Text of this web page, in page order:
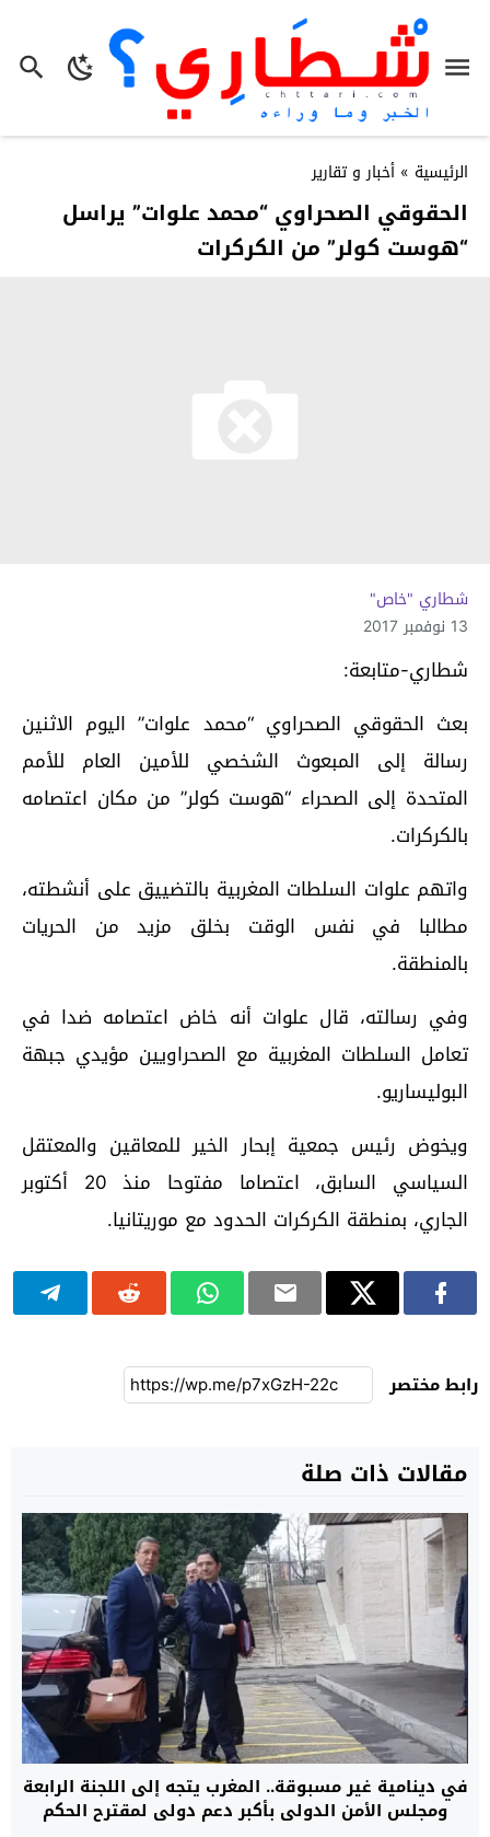
الرئيسية » أخبار و تقارير
الحقوقي الصحراوي “محمد علوات” يراسل
“هوست كولر” من الكركرات
شطاري "خاص"
13 نوفمبر 2017
شطاري-متابعة:
بعث الحقوقي الصحراوي “محمد علوات” اليوم الاثنين
رسالة إلى المبعوث الشخصي للأمين العام للأمم
المتحدة إلى الصحراء “هوست كولر” من مكان اعتصامه
بالكركرات.
واتهم علوات السلطات المغربية بالتضييق على أنشطته،
مطالبا في نفس الوقت بخلق مزيد من الحريات
بالمنطقة.
وفي رسالته، قال علوات أنه خاض اعتصامه ضدا في
تعامل السلطات المغربية مع الصحراويين مؤيدي جبهة
البوليساريو.
ويخوض رئيس جمعية إبحار الخير للمعاقين والمعتقل
السياسي السابق، اعتصاما مفتوحا منذ 20 أكتوبر
الجاري، بمنطقة الكركرات الحدود مع موريتانيا.
رابط مختصر
مقالات ذات صلة
في دينامية غير مسبوقة.. المغرب يتجه إلى اللجنة الرابعة
ومجلس الأمن الدولي بأكبر دعم دولي لمقترح الحكم